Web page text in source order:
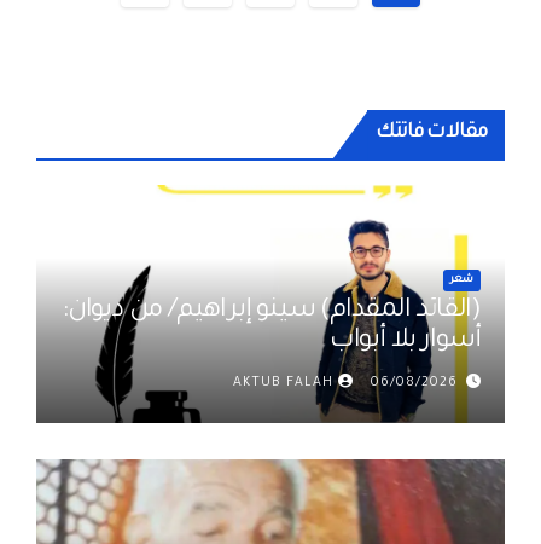
مقالات فاتتك
شعر
(القائد المقدام) سينو إبراهيم/ من ديوان:
أسوار بلا أبواب
06/08/2026
AKTUB FALAH